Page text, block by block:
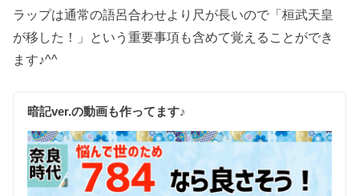
ラップは通常の語呂合わせより尺が長いので「桓武天皇
が移した！」という重要事項も含めて覚えることができ
ます♪^^
暗記ver.の動画も作ってます♪